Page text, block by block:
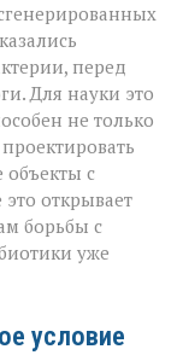
перед
Для науки это
не только
с
открывает
борьбы с
уже
условие